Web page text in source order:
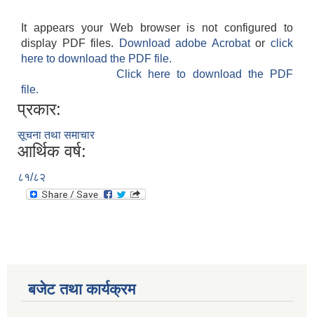
It appears your Web browser is not configured to
display PDF files.
Download adobe Acrobatorclick
here to download the PDF file.
Click here to download the PDF
file.
प्रकार:
सूचना तथा समाचार
आर्थिक वर्ष:
८१/८२
बजेट तथा कार्यक्रम